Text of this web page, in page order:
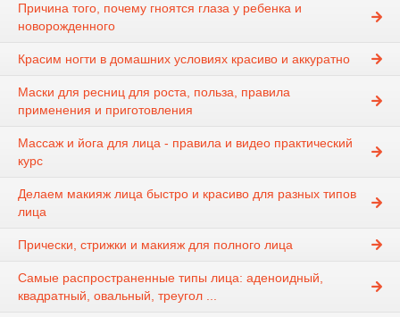
Причина того, почему гноятся глаза у ребенка и
новорожденного
Красим ногти в домашних условиях красиво и аккуратно
Маски для ресниц для роста, польза, правила
применения и приготовления
Массаж и йога для лица - правила и видео практический
курс
Делаем макияж лица быстро и красиво для разных типов
лица
Прически, стрижки и макияж для полного лица
Самые распространенные типы лица: аденоидный,
квадратный, овальный, треугол ...